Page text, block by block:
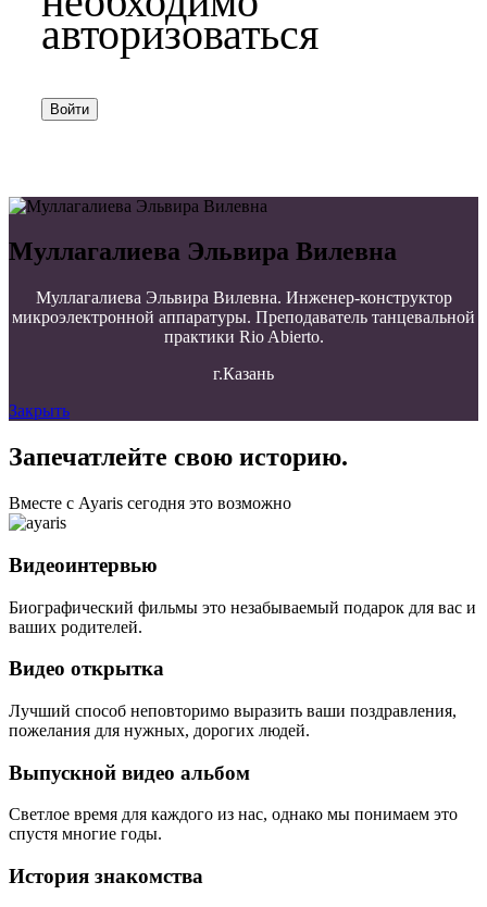
авторизоваться
Войти
Муллагалиева Эльвира Вилевна
Муллагалиева Эльвира Вилевна. Инженер-конструктор
микроэлектронной аппаратуры. Преподаватель танцевальной
практики Rio Abierto.
г.Казань
Закрыть
Запечатлейте свою историю.
Вместе с Ayaris сегодня это возможно
Видеоинтервью
Биографический фильмы это незабываемый подарок для вас и
ваших родителей.
Видео открытка
Лучший способ неповторимо выразить ваши поздравления,
пожелания для нужных, дорогих людей.
Выпускной видео альбом
Светлое время для каждого из нас, однако мы понимаем это
спустя многие годы.
История знакомства